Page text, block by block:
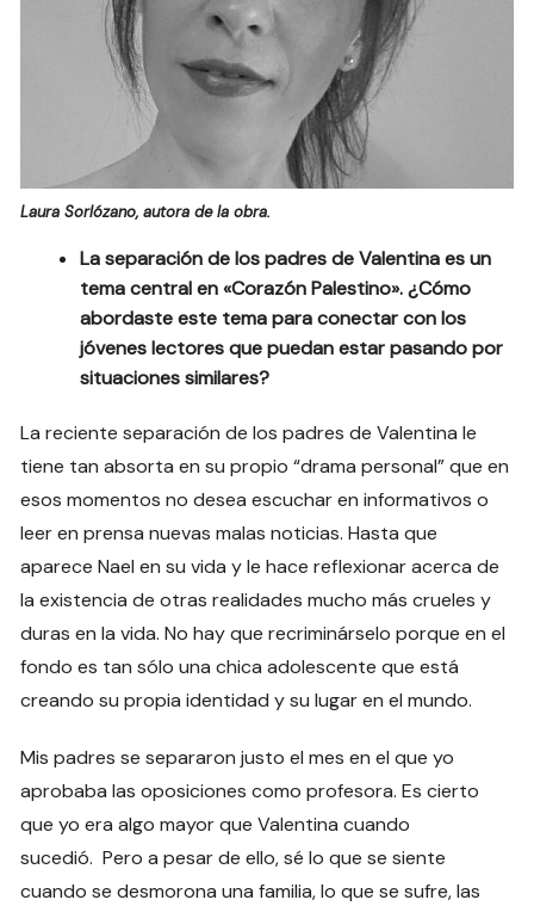
Laura Sorlózano, autora de la obra.
La separación de los padres de Valentina es un
tema central en «Corazón Palestino». ¿Cómo
abordaste este tema para conectar con los
jóvenes lectores que puedan estar pasando por
situaciones similares?
La reciente separación de los padres de Valentina le
tiene tan absorta en su propio “drama personal” que en
esos momentos no desea escuchar en informativos o
leer en prensa nuevas malas noticias. Hasta que
aparece Nael en su vida y le hace reflexionar acerca de
la existencia de otras realidades mucho más crueles y
duras en la vida. No hay que recriminárselo porque en el
fondo es tan sólo una chica adolescente que está
creando su propia identidad y su lugar en el mundo.
Mis padres se separaron justo el mes en el que yo
aprobaba las oposiciones como profesora. Es cierto
que yo era algo mayor que Valentina cuando
sucedió. Pero a pesar de ello, sé lo que se siente
cuando se desmorona una familia, lo que se sufre, las